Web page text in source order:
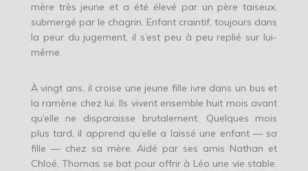
mère très jeune et a été élevé par un père taiseux,
submergé par le chagrin. Enfant craintif, toujours dans
la peur du jugement, il s’est peu à peu replié sur lui-
même.
À vingt ans, il croise une jeune fille ivre dans un bus et
la ramène chez lui. Ils vivent ensemble huit mois avant
qu’elle ne disparaisse brutalement. Quelques mois
plus tard, il apprend qu’elle a laissé une enfant — sa
fille — chez sa mère. Aidé par ses amis Nathan et
Chloé, Thomas se bat pour offrir à Léo une vie stable.